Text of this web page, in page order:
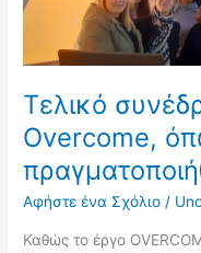
Τελικό
Overcome,
Αφήστε ένα Σχόλιο /
Καθώς το έργο
πραγματοποιήθηκε
Λονδίνο